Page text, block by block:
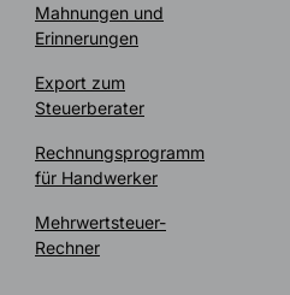
Mahnungen und
Erinnerungen
Export zum
Steuerberater
Rechnungsprogramm
für Handwerker
Mehrwertsteuer-
Rechner